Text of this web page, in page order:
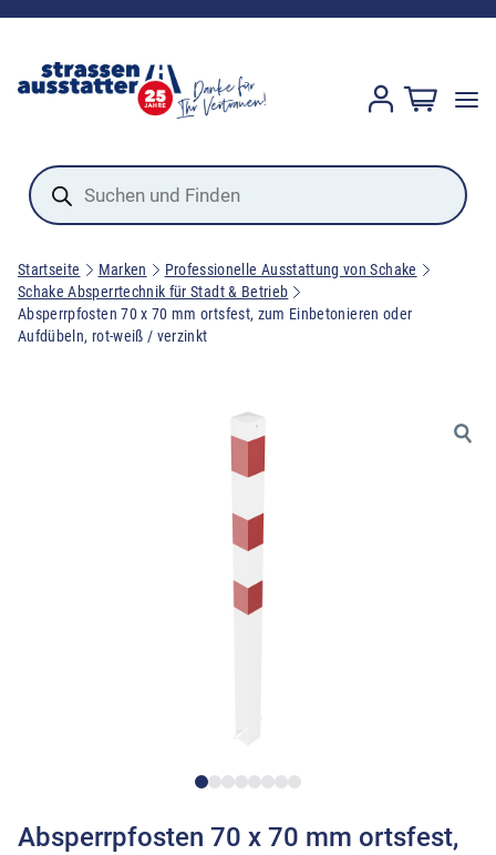
Products
search
Startseite Marken
Professionelle Ausstattung von Schake
Schake Absperrtechnik für Stadt & Betrieb
Absperrpfosten 70 x 70 mm ortsfest, zum Einbetonieren oder
Aufdübeln, rot-weiß / verzinkt
Absperrpfosten 70 x 70 mm ortsfest,